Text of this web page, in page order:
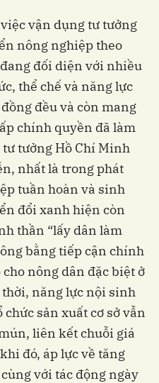
vận dụng tư tưởng
nông nghiệp theo
đối diện với nhiều
thể chế và năng lực
đều và còn mang
chính quyền đã làm
tưởng Hồ Chí Minh
nhất là trong phát
tuần hoàn và sinh
đổi xanh hiện còn
thần “lấy dân làm
bằng tiếp cận chính
nông dân đặc biệt ở
năng lực nội sinh
sản xuất cơ sở vẫn
liên kết chuỗi giá
đó, áp lực về tăng
với tác động ngày